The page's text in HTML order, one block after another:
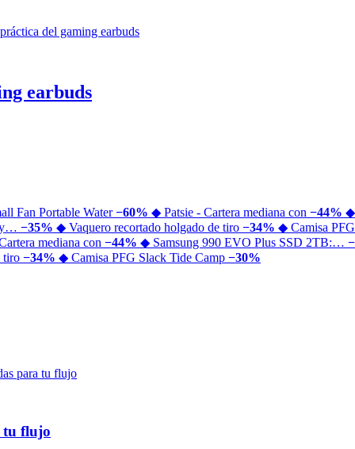
earbuds
Fan Portable Water−60% ◆ Patsie - Cartera mediana con −44% ◆
y… −35% ◆ Vaquero recortado holgado de tiro −34% ◆ Camisa
mediana con −44% ◆ Samsung 990 EVO Plus SSD 2TB:…
tiro −34% ◆ Camisa PFG Slack Tide Camp −30%
tu flujo